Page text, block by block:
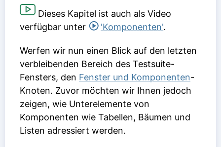
Dieses Kapitel ist auch als Video
verfügbar unter
'Komponenten'.
Werfen wir nun einen Blick auf den letzten
verbleibenden Bereich des Testsuite-
Fensters, den Fenster und Komponenten-
Knoten. Zuvor möchten wir Ihnen jedoch
zeigen, wie Unterelemente von
Komponenten wie Tabellen, Bäumen und
Listen adressiert werden.